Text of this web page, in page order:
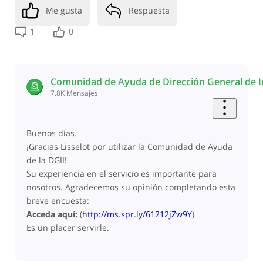
Me gusta
Respuesta
1
0
Comunidad de Ayuda de Dirección General de
7.8K Mensajes
Buenos días.
¡Gracias Lisselot por utilizar la Comunidad de Ayuda
de la DGII!
Su experiencia en el servicio es importante para
nosotros. Agradecemos su opinión completando esta
breve encuesta:
Acceda aquí:(http://ms.spr.ly/61212jZw9Y)
Es un placer servirle.